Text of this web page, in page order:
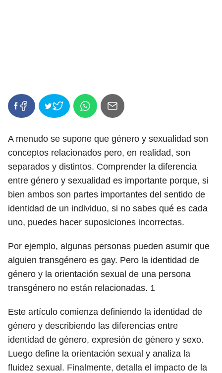
A menudo se supone que género y sexualidad son
conceptos relacionados pero, en realidad, son
separados y distintos. Comprender la diferencia
entre género y sexualidad es importante porque, si
bien ambos son partes importantes del sentido de
identidad de un individuo, si no sabes qué es cada
uno, puedes hacer suposiciones incorrectas.
Por ejemplo, algunas personas pueden asumir que
alguien transgénero es gay. Pero la identidad de
género y la orientación sexual de una persona
transgénero no están relacionadas. 1
Este artículo comienza definiendo la identidad de
género y describiendo las diferencias entre
identidad de género, expresión de género y sexo.
Luego define la orientación sexual y analiza la
fluidez sexual. Finalmente, detalla el impacto de la